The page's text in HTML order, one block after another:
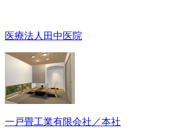
医療法人田中医院
一戸畳工業有限会社／本社